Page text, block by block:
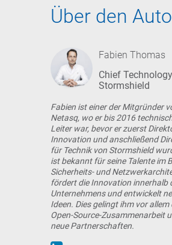
Über den
Fabien Thomas
Chief
Stormshield
Fabien ist einer der Mitgründer
Netasq, wo er bis 2016
Leiter war, bevor er zuerst
Innovation und anschließend
für Technik von Stormshield
ist bekannt für seine Talente im
Sicherheits- und
fördert die Innovation innerhalb
Unternehmens und entwickelt
Ideen. Dies gelingt ihm vor allem
Open-Source-Zusammenarbeit
neue Partnerschaften.